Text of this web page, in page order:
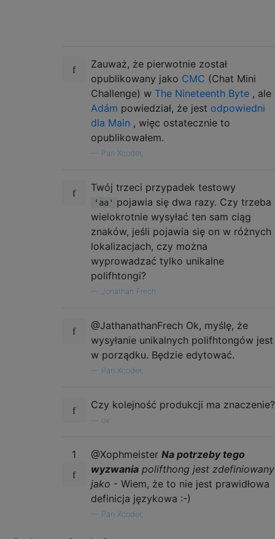
Zauważ, że pierwotnie został
opublikowany jako CMC (Chat Mini
Challenge) w The Nineteenth Byte , ale
Adám powiedział, że jest odpowiedni
dla Main , więc ostatecznie to
opublikowałem.
Pan Xcoder,
Twój trzeci przypadek testowy
'aa' pojawia się dwa razy. Czy trzeba
wielokrotnie wysyłać ten sam ciąg
znaków, jeśli pojawia się on w różnych
lokalizacjach, czy można
wyprowadzać tylko unikalne
polifhtongi?
Jonathan Frech
@JathanathanFrech Ok, myślę, że
wysyłanie unikalnych polifhtongów jest
w porządku. Będzie edytować.
Pan Xcoder,
Czy kolejność produkcji ma znaczenie?
ov
1 @Xophmeister Na potrzeby tego
wyzwania polifthong jest zdefiniowany
jako - Wiem, że to nie jest prawidłowa
definicja językowa :-)
Pan Xcoder,